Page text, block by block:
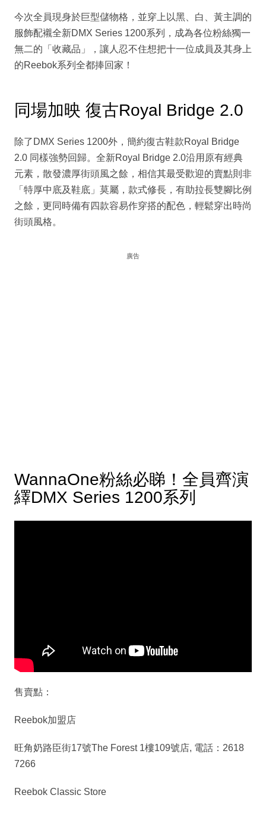
今次全員現身於巨型儲物格，並穿上以黑、白、黃主調的
服飾配襯全新DMX Series 1200系列，成為各位粉絲獨一
無二的「收藏品」，讓人忍不住想把十一位成員及其身上
的Reebok系列全都捧回家！
同場加映 復古Royal Bridge 2.0
除了DMX Series 1200外，簡約復古鞋款Royal Bridge
2.0 同樣強勢回歸。全新Royal Bridge 2.0沿用原有經典
元素，散發濃厚街頭風之餘，相信其最受歡迎的賣點則非
「特厚中底及鞋底」莫屬，款式修長，有助拉長雙腳比例
之餘，更同時備有四款容易作穿搭的配色，輕鬆穿出時尚
街頭風格。
廣告
WannaOne粉絲必睇！全員齊演
繹DMX Series 1200系列
售賣點：
Reebok加盟店
旺角奶路臣街17號The Forest 1樓109號店, 電話：2618
7266
Reebok Classic Store